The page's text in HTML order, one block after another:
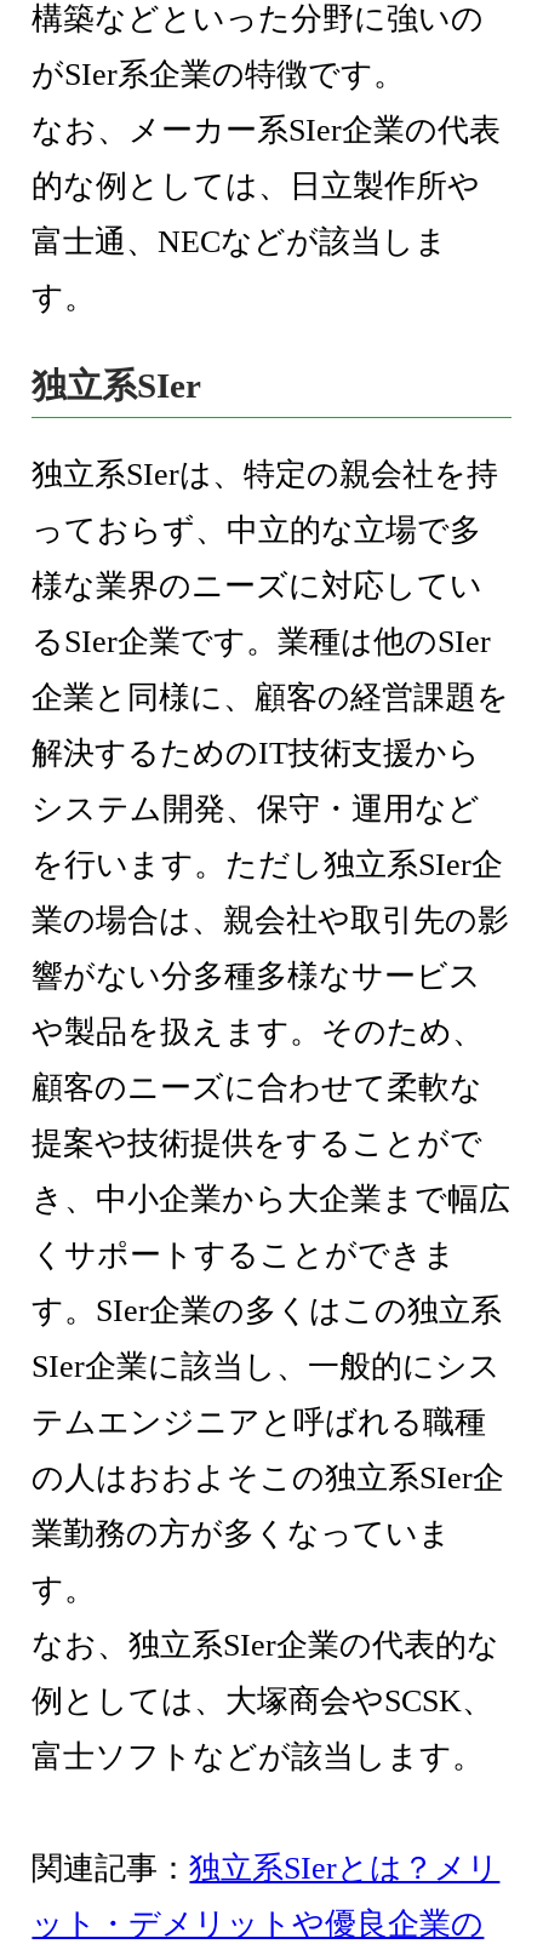
構築などといった分野に強いの
がSIer系企業の特徴です。
なお、メーカー系SIer企業の代表
的な例としては、日立製作所や
富士通、NECなどが該当しま
す。
独立系SIer
独立系SIerは、特定の親会社を持
っておらず、中立的な立場で多
様な業界のニーズに対応してい
るSIer企業です。業種は他のSIer
企業と同様に、顧客の経営課題を
解決するためのIT技術支援から
システム開発、保守・運用など
を行います。ただし独立系SIer企
業の場合は、親会社や取引先の影
響がない分多種多様なサービス
や製品を扱えます。そのため、
顧客のニーズに合わせて柔軟な
提案や技術提供をすることがで
き、中小企業から大企業まで幅広
くサポートすることができま
す。SIer企業の多くはこの独立系
SIer企業に該当し、一般的にシス
テムエンジニアと呼ばれる職種
の人はおおよそこの独立系SIer企
業勤務の方が多くなっていま
す。
なお、独立系SIer企業の代表的な
例としては、大塚商会やSCSK、
富士ソフトなどが該当します。
関連記事：独立系SIerとは？メリ
ット・デメリットや優良企業の